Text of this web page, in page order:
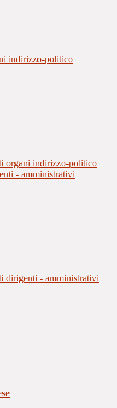
indirizzo-politico
organi indirizzo-politico
- amministrativi
dirigenti - amministrativi